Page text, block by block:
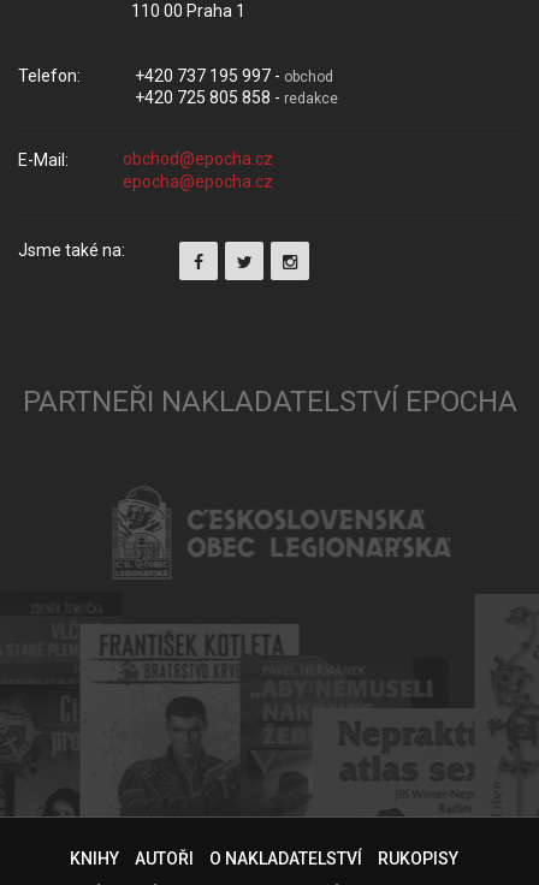
110 00 Praha 1
Telefon: +420 737 195 997 - obchod
+420 725 805 858 - redakce
E-Mail:
Jsme také na:
PARTNEŘI NAKLADATELSTVÍ EPOCHA
KNIHY AUTOŘI O NAKLADATELSTVÍ RUKOPISY